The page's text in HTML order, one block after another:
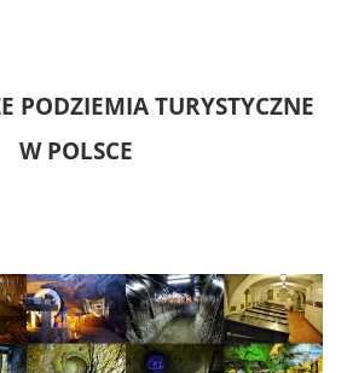
PODZIEMIA TURYSTYCZNE
W POLSCE